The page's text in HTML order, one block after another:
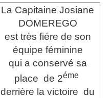
La Capitaine Josiane
DOMEREGO
est très fiére de son
équipe féminine
qui a conservé sa
place de 2éme
derrière la victoire du